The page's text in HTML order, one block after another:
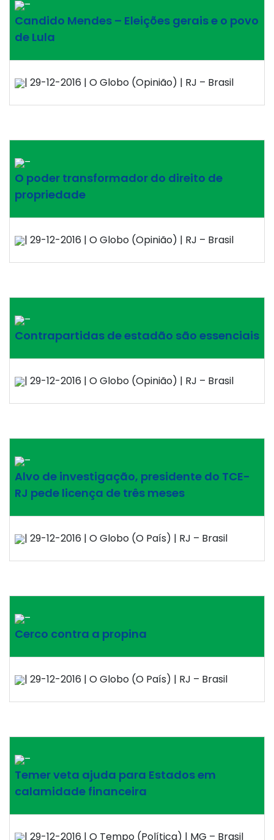
–
Candido Mendes – Eleições gerais e o povo
de Lula
| 29-12-2016 | O Globo (Opinião) | RJ – Brasil
–
O poder transformador do direito de
propriedade
| 29-12-2016 | O Globo (Opinião) | RJ – Brasil
–
Contrapartidas de estadão são essenciais
| 29-12-2016 | O Globo (Opinião) | RJ – Brasil
–
Alvo de investigação, presidente do TCE-
RJ pede licença de três meses
| 29-12-2016 | O Globo (O País) | RJ – Brasil
–
Cerco contra a propina
| 29-12-2016 | O Globo (O País) | RJ – Brasil
–
Temer veta ajuda para Estados em
calamidade financeira
| 29-12-2016 | O Tempo (Política) | MG – Brasil